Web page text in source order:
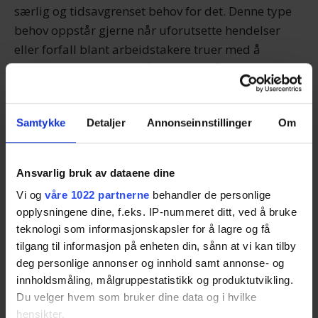
Samtykke Detaljer Annonseinnstillinger Om
Ansvarlig bruk av dataene dine
Vi og våre 1022 partnerne behandler de personlige
opplysningene dine, f.eks. IP-nummeret ditt, ved å bruke
teknologi som informasjonskapsler for å lagre og få
tilgang til informasjon på enheten din, sånn at vi kan tilby
deg personlige annonser og innhold samt annonse- og
innholdsmåling, målgruppestatistikk og produktutvikling.
Du velger hvem som bruker dine data og i hvilke
hensikter.
særlig og tidsavgrenset behov for det. Denne type
behov oppstår gjerne når uforutsette hendelser
eller forfall blant arbeidstakere truer med å
forstyrre driften, eller når det oppstår uventet
arbeidspress på annen måte. For overtidsarbeid
skal det betales et tillegg på minst 40 prosent til
den lønn arbeidstakeren har for tilsvarende arbeid
i den alminnelige arbeidstiden.
Les også:
standardkontrakter
Overtidsarbeidet må ikke overstige 10 timer i løpet
av 24 timer, 25 timer i fire sammenhengende uker
og 200 timer i løpet av 52 uker. Overtredelse av
disse grensene er straffbare for virksomheten.